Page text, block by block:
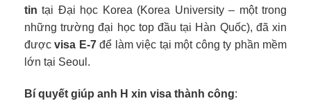
tin tại Đại học Korea (Korea University – một trong
những trường đại học top đầu tại Hàn Quốc), đã xin
đượcvisa E-7để làm việc tại một công ty phần mềm
lớn tại Seoul.
Bí quyết giúp anh H xin visa thành công: